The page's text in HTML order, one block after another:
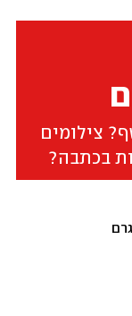
צילומים
בכתבה?